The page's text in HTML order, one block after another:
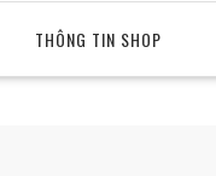
THÔNG TIN SHOP